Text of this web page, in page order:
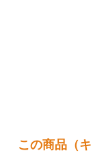
この商品（